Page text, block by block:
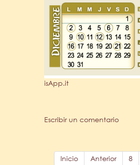
isApp.it
Escribir un comentario
Inicio Anterior 8